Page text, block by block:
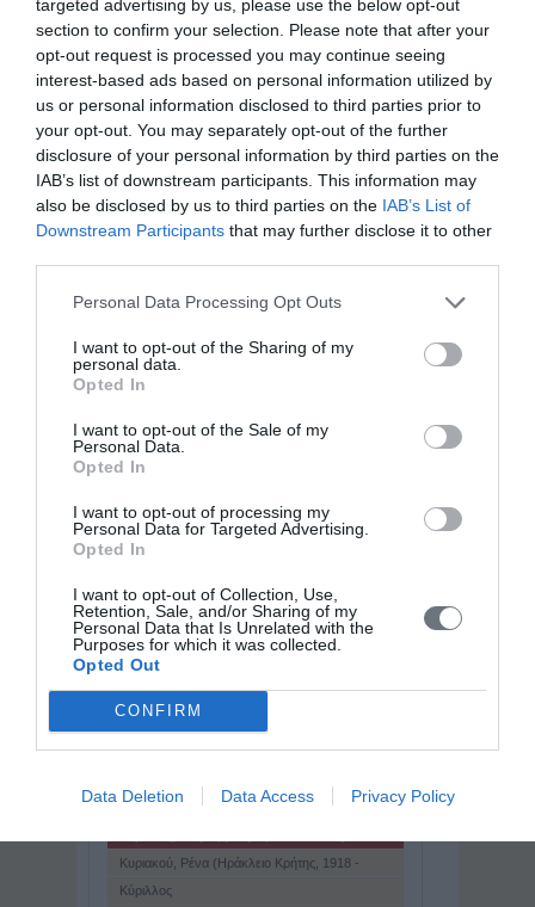
targeted advertising by us, please use the below opt-out
section to confirm your selection. Please note that after your
opt-out request is processed you may continue seeing
interest-based ads based on personal information utilized by
us or personal information disclosed to third parties prior to
your opt-out. You may separately opt-out of the further
disclosure of your personal information by third parties on the
IAB’s list of downstream participants. This information may
also be disclosed by us to third parties on the IAB’s List of
Downstream Participants that may further disclose it to other
Personal Data Processing Opt Outs
I want to opt-out of the Sharing of my
personal data.
Opted In
I want to opt-out of the Sale of my
Personal Data.
Opted In
I want to opt-out of processing my
Personal Data for Targeted Advertising.
Opted In
I want to opt-out of Collection, Use,
Retention, Sale, and/or Sharing of my
Personal Data that Is Unrelated with the
Purposes for which it was collected.
Opted Out
CONFIRM
Data Deletion Data Access Privacy Policy
τσαγκαράδικο. Παράλληλα οργάνωνε στο
Μεταξουργείο ερασιτεχνικές παραστάσεις
Καραγκιόζη. Έτσι γνωρίστηκε με τον Αντ.
Μόλλα, ο οποίος τον προσέλαβε στο δικό ...
Φωτογραφίες
της επιθεώρησης (Αθήνα, Θεατρικό Μουσείο).
Παγκόσμιο Βιογραφικό Λεξικό
« Προηγούμενη
Κυντ (Kyd), Τόμας (1557 - 1595)
Κυπριανός (άγιος) (πλήρες όν Θάσκιος
Καικίλιος Κυπριανός [Thaschius Caecilius
Cyprianus]) (μεταξύ 200 και 210 - 258 μ.Χ.)
Κυπριανός (Στρόβολος Κύπρου, 1756 -
Λευκωσία, 1821)
Κυπριανού, Σπύρος (Λεμεσός, 1932)
Κυριακίδης, Στίλπων (Κομοτηνή, 1887 -
Θεσσαλονίκη, 1964)
1935 - 1988)
Κυριάκος - Διομήδης, Αναστάσιος (Αθήνα, 1843
Πιτσικόλι [De' Plz- zikolli]) (1391 - 1452)
Κυριακός, Παναγής (Αθήνα, 1829 - 1901)
Κυριακού, Ρένα (Ηράκλειο Κρήτης, 1918 -
Αθήνα, 1994)
Κύριλλος